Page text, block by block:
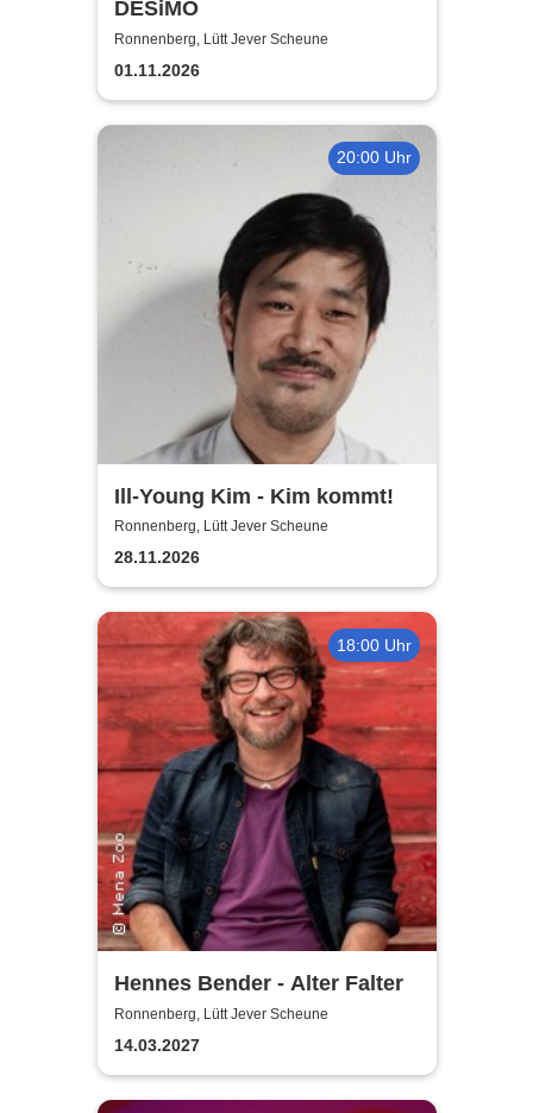
DESiMO
Ronnenberg, Lütt Jever Scheune
01.11.2026
20:00 Uhr
Ill-Young Kim - Kim kommt!
Ronnenberg, Lütt Jever Scheune
28.11.2026
18:00 Uhr
Hennes Bender - Alter Falter
Ronnenberg, Lütt Jever Scheune
14.03.2027